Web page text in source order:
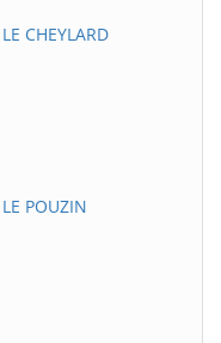
CHEYLARD
POUZIN